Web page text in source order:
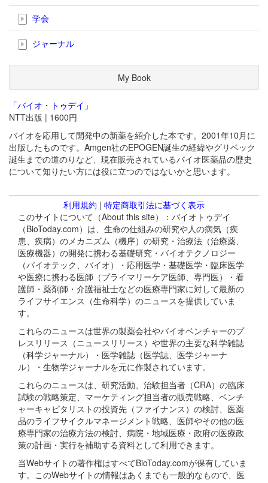
学会
ジャーナル
My Book
「バイオ・トゥデイ」
NTT出版 | 1600円
バイオを応用して開発中の新薬を紹介した本です。2001年10月に
出版したものです。Amgen社のEPOGEN誕生の経緯やグリベック
誕生までの道のりなど、現在販売されているバイオ医薬品の歴史
について知りたい方には役に立つのではないかと思います。
利用規約 | 特定商取引法に基づく表示
このサイトについて（About this site）：バイオトゥデイ
（BioToday.com）は、生命の仕組みの研究や人の病気（疾
患、疾病）のメカニズム（機序）の研究・治療法（治療薬、
医療機器）の開発に携わる基礎研究・バイオテクノロジー
（バイオテック、バイオ）・応用医学・基礎医学・臨床医学
や医療に携わる医師（プライマリーケア医師、専門医）・看
護師・薬剤師・介護福祉士などの医療専門家に対して最新の
ライフサイエンス（生命科学）のニュースを提供していま
す。
これらのニュースは世界の製薬会社やバイオベンチャーのプ
レスリリース（ニュースリリース）や世界の主要な科学雑誌
（科学ジャーナル）・医学雑誌（医学誌、医学ジャーナ
ル）・生物学ジャーナルを元に作製されています。
これらのニュースは、研究活動、治験担当者（CRA）の臨床
試験の戦略策定、マーケティング担当者の販売戦略、ベンチ
ャーキャピタリストの投資先（ファイナンス）の検討、医薬
品のライフサイクルマネージメント戦略、医師やその他の医
療専門家の治療方法の検討、病院・地域医療・政府の医療政
策の計画・実行を補助する資料として利用できます。
当Webサイトの著作権はすべてBioToday.comが保有していま
す。このWebサイトの情報はあくまでも一般的なもので、医